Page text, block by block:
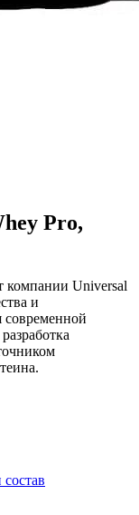
Pro,
компании Universal
и
современной